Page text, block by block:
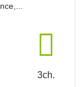
3ch.